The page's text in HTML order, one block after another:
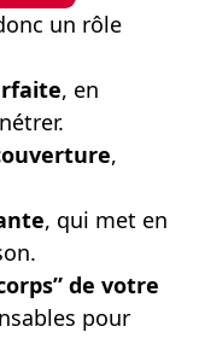
un rôle
, en
,
, qui met en
de votre
pour